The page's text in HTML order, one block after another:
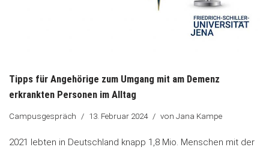
Tipps für Angehörige zum Umgang mit am Demenz
erkrankten Personen im Alltag
Campusgespräch 13. Februar 2024 von Jana Kampe
2021 lebten in Deutschland knapp 1,8 Mio. Menschen mit der